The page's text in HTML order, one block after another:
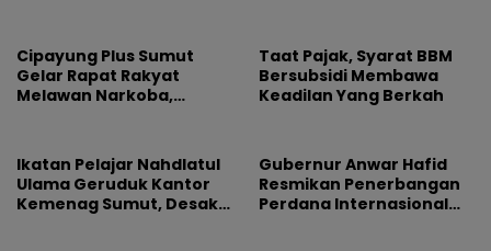
Cipayung Plus Sumut
Gelar Rapat Rakyat
Melawan Narkoba,
Taat Pajak, Syarat BBM
Bersubsidi Membawa
Keadilan Yang Berkah
Ikatan Pelajar Nahdlatul
Ulama Geruduk Kantor
Kemenag Sumut, Desak
Gubernur Anwar Hafid
Resmikan Penerbangan
Perdana Internasional